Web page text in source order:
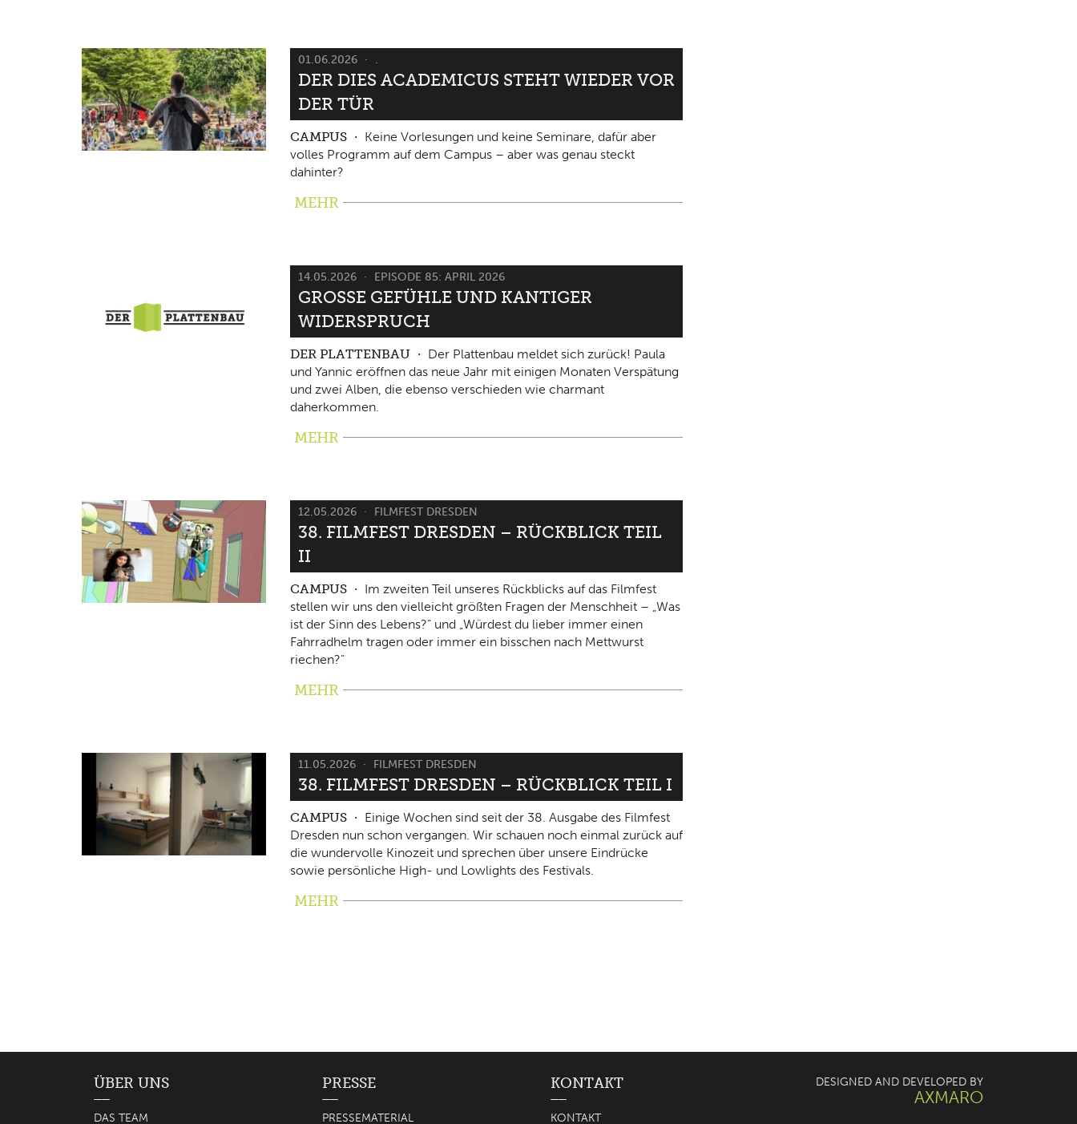
01.06.2026 .
DER DIES ACADEMICUS STEHT WIEDER VOR
DER TÜR
CAMPUS
Keine Vorlesungen und keine Seminare, dafür aber
volles Programm auf dem Campus – aber was genau steckt
dahinter?
MEHR
14.05.2026 EPISODE 85: APRIL 2026
GROSSE GEFÜHLE UND KANTIGER W
IDERSPRUCH
DER PLATTENBAU
Der Plattenbau meldet sich zurück! Paula
und Yannic eröffnen das neue Jahr mit einigen Monaten Verspätung
und zwei Alben, die ebenso verschieden wie charmant
daherkommen.
MEHR
12.05.2026 FILMFEST DRESDEN
38. FILMFEST DRESDEN – RÜCKBLICK TEIL
II
CAMPUS
Im zweiten Teil unseres Rückblicks auf das Filmfest
stellen wir uns den vielleicht größten Fragen der Menschheit – „Was
ist der Sinn des Lebens?“ und „Würdest du lieber immer einen
Fahrradhelm tragen oder immer ein bisschen nach Mettwurst
riechen?"
MEHR
11.05.2026 FILMFEST DRESDEN
38. FILMFEST DRESDEN – RÜCKBLICK TEIL I
CAMPUS
Einige Wochen sind seit der 38. Ausgabe des Filmfest
Dresden nun schon vergangen. Wir schauen noch einmal zurück auf
die wundervolle Kinozeit und sprechen über unsere Eindrücke
sowie persönliche High- und Lowlights des Festivals.
MEHR
ÜBER UNS
DAS TEAM
PRESSE
PRESSEMATERIAL
KONTAKT
KONTAKT
DESIGNED AND DEVELOPED BY
AXMARO